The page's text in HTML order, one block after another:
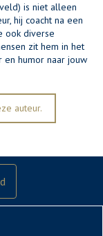
is niet alleen
hij coacht na een
ook diverse
zit hem in het
humor naar jouw
auteur.